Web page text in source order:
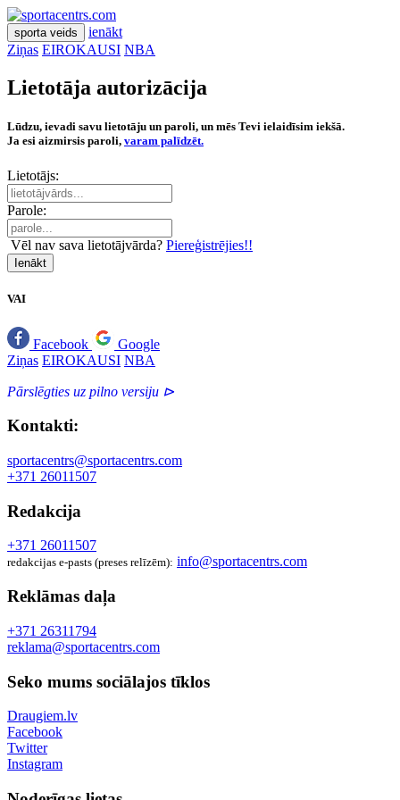
sporta veids
ienākt
Ziņas EIROKAUSI NBA
Lietotāja autorizācija
Lūdzu, ievadi savu lietotāju un paroli, un mēs Tevi ielaidīsim iekšā.
Ja esi aizmirsis paroli, varam palīdzēt.
Lietotājs:
Parole:
Vēl nav sava lietotājvārda? Piereģistrējies!!
Ienākt
VAI
Facebook
Google
Ziņas EIROKAUSI NBA
Pārslēgties uz pilno versiju ⊳
Kontakti:
sportacentrs@sportacentrs.com
+371 26011507
Redakcija
+371 26011507
redakcijas e-pasts (preses relīzēm): info@sportacentrs.com
Reklāmas daļa
+371 26311794
reklama@sportacentrs.com
Seko mums sociālajos tīklos
Draugiem.lv
Facebook
Twitter
Instagram